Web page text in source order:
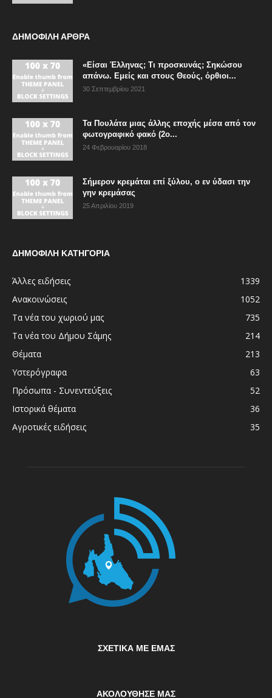
ΔΗΜΟΦΙΛΗ ΑΡΘΡΑ
«Είσαι Έλληνας; Τι προσκυνάς; Σηκώσου
απάνω. Εμείς και στους Θεούς, όρθιοι...
30 Σεπτεμβρίου 2021
Τα Πουλάτα μιας άλλης εποχής μέσα από τον
φωτογραφικό φακό (2ο...
24 Φεβρουαρίου 2018
Σήμερον κρεμάται επί ξύλου, ο εν ύδασι την
γην κρεμάσας
25 Απριλίου 2019
ΔΗΜΟΦΙΛΗ ΚΑΤΗΓΟΡΙΑ
Άλλες ειδήσεις
1339
Ανακοινώσεις
1052
Τα νέα του χωριού μας
735
Τα νέα του Δήμου Σάμης
214
Θέματα
213
Υστερόγραφα
63
Πρόσωπα - Συνεντεύξεις
52
Ιστορικά θέματα
36
Αγροτικές ειδήσεις
35
ΣΧΕΤΙΚΆ ΜΕ ΕΜΆΣ
ΑΚΟΛΟΥΘΗΣΕ ΜΑΣ